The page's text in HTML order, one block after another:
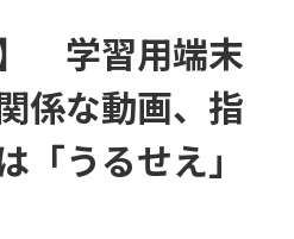
】 学習用端末
係な動画、指
「うるせえ」